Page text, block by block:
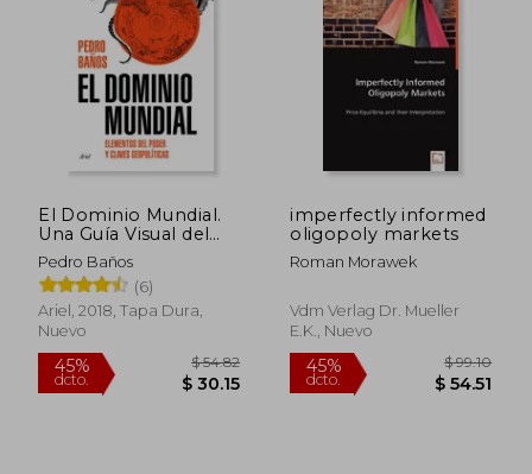
El Dominio Mundial.
Una Guía Visual del
Poder
Pedro Baños
(6)
Ariel, 2018, Tapa Dura,
Nuevo
imperfectly informed
oligopoly markets
Roman Morawek
Vdm Verlag Dr. Mueller
E.k., Nuevo